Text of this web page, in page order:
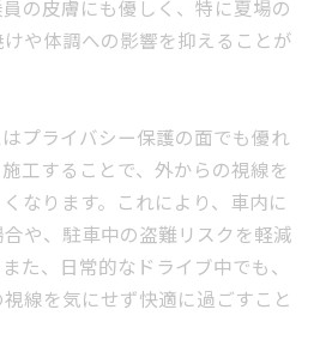
の皮膚にも優しく、特に夏場の
や体調への影響を抑えることが
プライバシー保護の面でも優れ
工することで、外からの視線を
なります。これにより、車内に
や、駐車中の盗難リスクを軽減
た、日常的なドライブ中でも、
線を気にせず快適に過ごすこと